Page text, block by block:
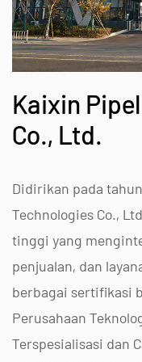
Kaixin
Co., Ltd.
Didirikan pada
Technologies Co.,
tinggi yang
penjualan, dan
berbagai sertifikasi
Perusahaan
Terspesialisasi dan